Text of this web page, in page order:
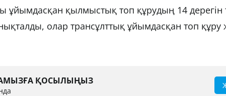
ұйымдасқан қылмыстық топ құрудың 14 дерегін
олар трансұлттық ұйымдасқан топ құру
ҚОСЫЛЫҢЫЗ